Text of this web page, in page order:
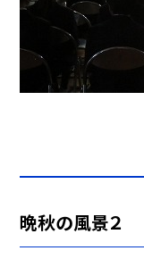
晩秋の風景２